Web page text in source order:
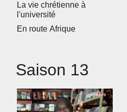
La vie chrétienne à
l'université
En route Afrique
Saison 13